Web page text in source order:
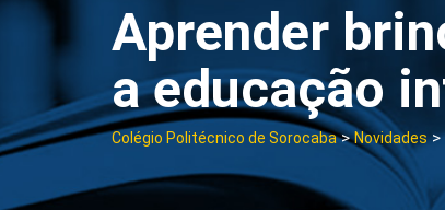
Aprender
a educação
Colégio Politécnico de Sorocaba>Novidades>